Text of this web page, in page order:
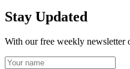
Stay Updated
With our free weekly newsletter